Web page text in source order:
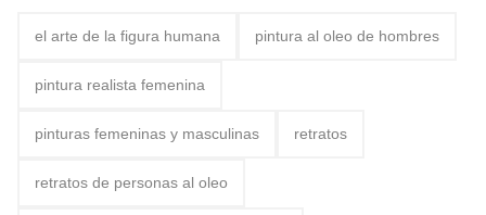
el arte de la figura humana pintura al oleo de hombres
pintura realista femenina
pinturas femeninas y masculinas retratos
retratos de personas al oleo